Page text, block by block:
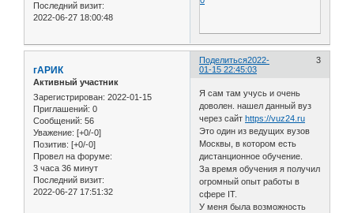
Последний визит:
2022-06-27 18:00:48
Поделиться 3
2022-
01-15 22:45:03
гАРИК
Активный участник
Зарегистрирован: 2022-01-15
Приглашений: 0
Сообщений: 56
Уважение: [+0/-0]
Позитив: [+0/-0]
Провел на форуме:
3 часа 36 минут
Последний визит:
2022-06-27 17:51:32
Я сам там учусь и очень
доволен. нашел данный вуз
через сайтhttps://vuz24.ru
Это один из ведущих вузов
Москвы, в котором есть
дистанционное обучение.
За время обучения я получил
огромный опыт работы в
сфере IT.
У меня была возможность